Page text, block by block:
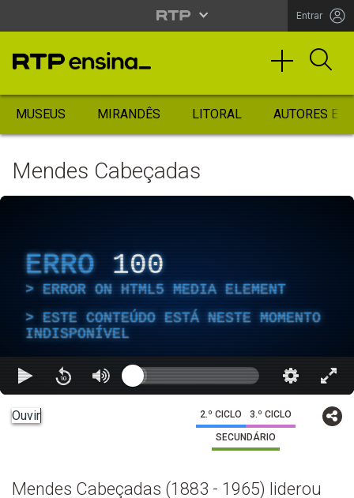
Entrar
MUSEUS MIRANDÊS LITORAL AUTORES
Mendes Cabeçadas
ERRO 100
ERROR ON HTML5 MEDIA ELEMENT
ESTE CONTEÚDO ESTÁ NESTE MOMENTO
INDISPONÍVEL
Ouvir 2.º CICLO 3.º CICLO
SECUNDÁRIO
Mendes Cabeçadas (1883 - 1965) liderou